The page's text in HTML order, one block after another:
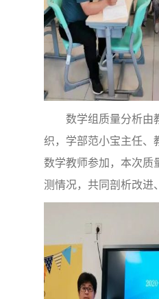
数学组质量分析由
织，学部范小宝主任、
数学教师参加，本次质
测情况，共同剖析改进